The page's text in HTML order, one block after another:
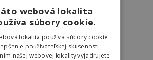
webová lokalita
súbory cookie.
lokalita používa súbory cookie
používateľskej skúsenosti.
našej webovej lokality vyjadrujete